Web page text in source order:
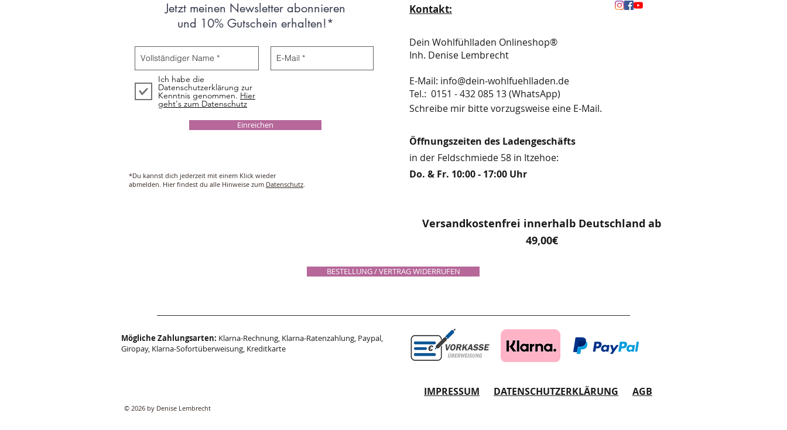
Jetzt meinen Newsletter abonnieren
und 10% Gutschein erhalten!*
Ich habe die
Datenschutzerklärung zur
Kenntnis genommen. Hier
geht's zum Datenschutz
Einreichen
*Du kannst dich jederzeit mit einem Klick wieder
abmelden. Hier findest du alle Hinweise zum Datenschutz.
Kontakt:
Dein Wohlfühlladen Onlineshop®
Inh. Denise Lembrecht
E-Mail: info@dein-wohlfuehlladen.de
​​​​​​​​​​​​​​​​​​​​Tel.: 0151 - 432 085 13 (WhatsApp)
Schreibe mir bitte vorzugsweise eine E-Mail.
Öffnungszeiten des Ladengeschäfts
in der Feldschmiede 58 in Itzehoe:
Do. & Fr. 10:00 - 17:00 Uhr
Versandkostenfrei innerhalb Deutschland ab
49,00€
BESTELLUNG / VERTRAG WIDERRUFEN
Mögliche Zahlungsarten: Klarna-Rechnung, Klarna-Ratenzahlung, Paypal,
Giropay, Klarna-Sofortüberweisung, Kreditkarte
IMPRESSUM DATENSCHUTZERKLÄRUNG AGB
© 2026 by Denise Lembrecht